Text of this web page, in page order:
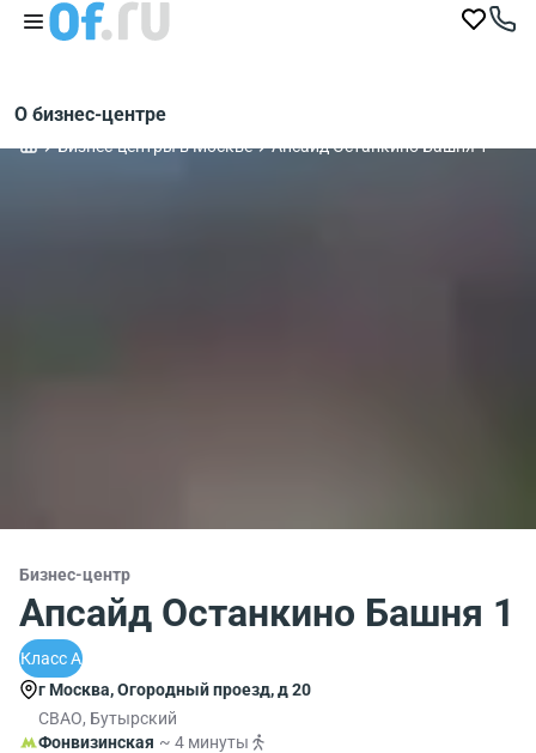
О бизнес-центре
Бизнес-центры в Москве Апсайд Останкино Башня 1
Бизнес-центр
Апсайд Останкино Башня 1
Класс A
г Москва, Огородный проезд, д 20
СВАО, Бутырский
Фонвизинская ~ 4 минуты